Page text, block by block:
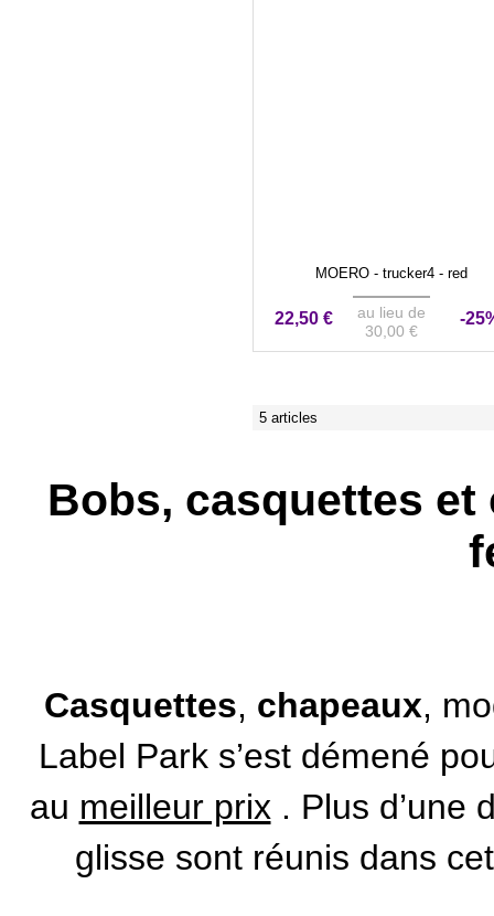
MOERO - trucker4 - red
22,50 €
au lieu de
30,00 €
-
5 articles
Bobs, casquettes et
Casquettes, chapeaux,
Label Park s’est démené
au meilleur prix . Plus d’une
glisse sont réunis dans